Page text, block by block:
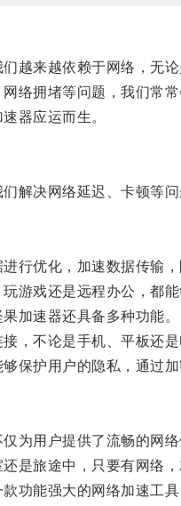
来越依赖于网络，无论
拥堵等问题，我们常常
器应运而生。
决网络延迟、卡顿等问
优化，加速数据传输，
戏还是远程办公，都能
速器还具备多种功能。
不论是手机、平板还是
护用户的隐私，通过加
用户提供了流畅的网络
旅途中，只要有网络，
能强大的网络加速工具